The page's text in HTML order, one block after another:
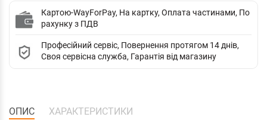
Картою-WayForPay, На картку, Оплата частинами, По
рахунку з ПДВ
Професійний сервіс, Повернення протягом 14 днів,
Своя сервісна служба, Гарантія від магазину
ОПИС ХАРАКТЕРИСТИКИ